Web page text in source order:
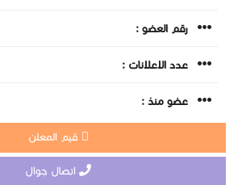
رقم العضو :
عدد الاعلانات :
عضو منذ :
قيم المعلن
اتصال جوال